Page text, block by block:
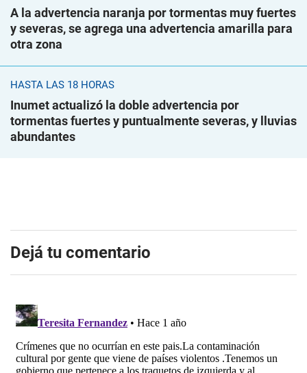
A la advertencia naranja por tormentas muy fuertes
y severas, se agrega una advertencia amarilla para
otra zona
HASTA LAS 18 HORAS
Inumet actualizó la doble advertencia por
tormentas fuertes y puntualmente severas, y lluvias
abundantes
Dejá tu comentario